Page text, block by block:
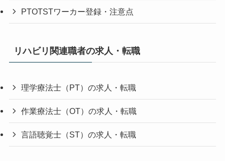
PTOTSTワーカー登録・注意点
リハビリ関連職者の求人・転職
理学療法士（PT）の求人・転職
作業療法士（OT）の求人・転職
言語聴覚士（ST）の求人・転職